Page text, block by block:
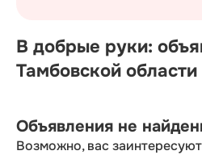
В добрые руки:
Тамбовской области
Объявления не
Возможно, вас